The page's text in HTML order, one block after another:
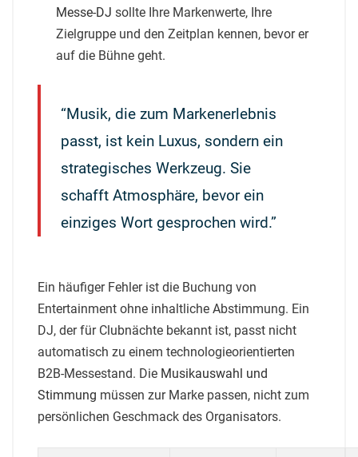
Messe-DJ sollte Ihre Markenwerte, Ihre
Zielgruppe und den Zeitplan kennen, bevor er
auf die Bühne geht.
“Musik, die zum Markenerlebnis
passt, ist kein Luxus, sondern ein
strategisches Werkzeug. Sie
schafft Atmosphäre, bevor ein
einziges Wort gesprochen wird.”
Ein häufiger Fehler ist die Buchung von
Entertainment ohne inhaltliche Abstimmung. Ein
DJ, der für Clubnächte bekannt ist, passt nicht
automatisch zu einem technologieorientierten
B2B-Messestand. Die Musikauswahl und
Stimmung müssen zur Marke passen, nicht zum
persönlichen Geschmack des Organisators.